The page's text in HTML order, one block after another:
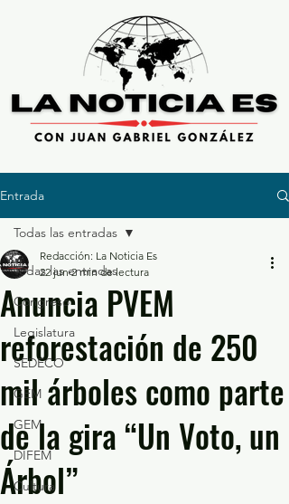
Entrada
Todas las entradas
Congreso
Legislatura
SEDECO
GEM
GEM
DIFEM
Cultura
Todas las entradas
Anuncia PVEM
reforestación de 250
mil árboles como parte
de la gira “Un Voto, un
Árbol”
Redacción: La Noticia Es
22 jun 2 min de lectura